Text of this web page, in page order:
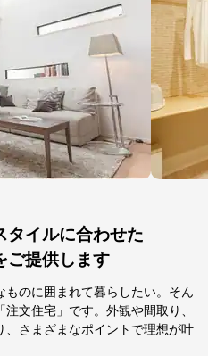
タイルに合わせた
ご提供します
ものに囲まれて暮らしたい。そん
文住宅」です。外観や間取り、
さまざまなポイントで理想が叶